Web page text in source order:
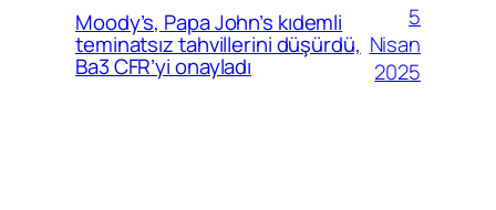
Moody’s, Papa John’s kıdemli
teminatsız tahvillerini düşürdü,
Ba3 CFR’yi onayladı
5
Nisan
2025